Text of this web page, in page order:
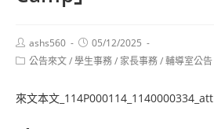
Post
author:
ashs560
Post
published:
05/12/2025
Post公告來文/學生事務/ 家長事務/輔導室公告
來文本文_114P000114_1140000334_att